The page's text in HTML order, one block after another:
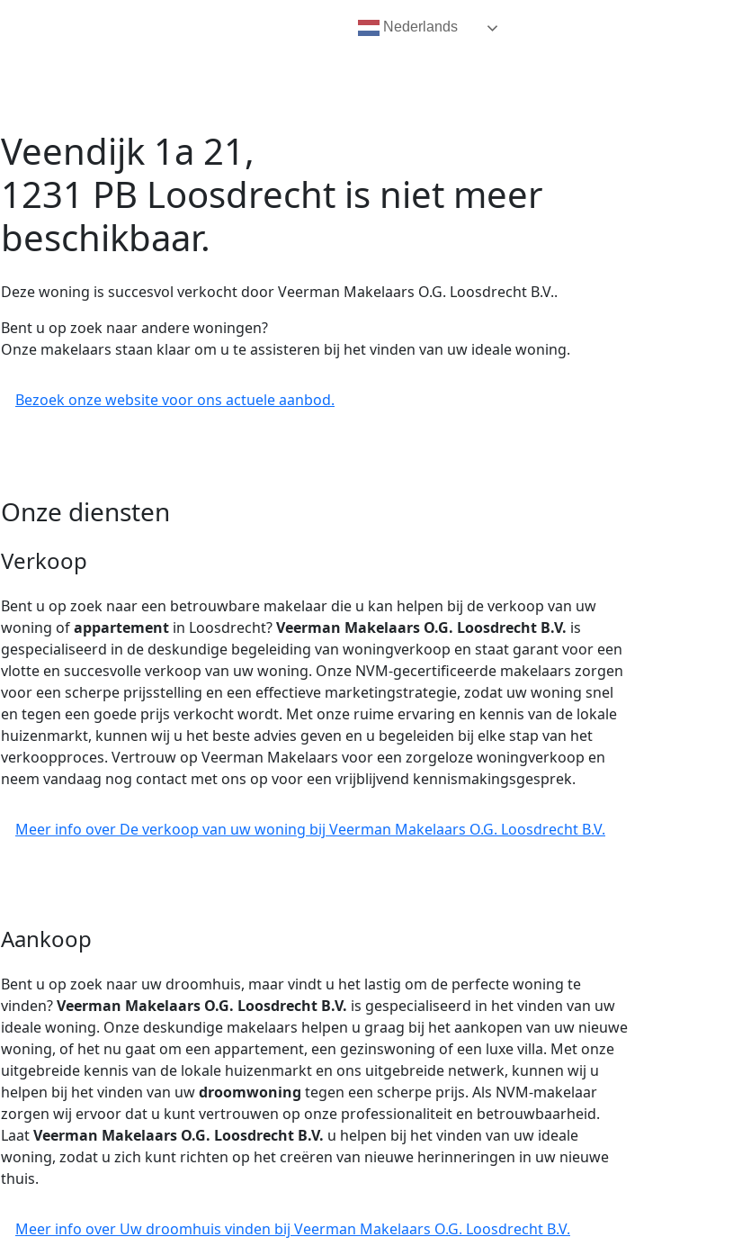
Veendijk 1a 21,
1231 PB Loosdrecht is niet meer
beschikbaar.
Deze woning is succesvol verkocht door Veerman Makelaars O.G. Loosdrecht B.V..
Bent u op zoek naar andere woningen?
Onze makelaars staan klaar om u te assisteren bij het vinden van uw ideale woning.
Bezoek onze website voor ons actuele aanbod.
Onze diensten
Verkoop
Bent u op zoek naar een betrouwbare makelaar die u kan helpen bij de verkoop van uw
woning ofappartement in Loosdrecht?Veerman Makelaars O.G. Loosdrecht B.V. is
gespecialiseerd in de deskundige begeleiding van woningverkoop en staat garant voor een
vlotte en succesvolle verkoop van uw woning. Onze NVM-gecertificeerde makelaars zorgen
voor een scherpe prijsstelling en een effectieve marketingstrategie, zodat uw woning snel
en tegen een goede prijs verkocht wordt. Met onze ruime ervaring en kennis van de lokale
huizenmarkt, kunnen wij u het beste advies geven en u begeleiden bij elke stap van het
verkoopproces. Vertrouw op Veerman Makelaars voor een zorgeloze woningverkoop en
neem vandaag nog contact met ons op voor een vrijblijvend kennismakingsgesprek.
Meer info over De verkoop van uw woning bij Veerman Makelaars O.G. Loosdrecht B.V.
Aankoop
Bent u op zoek naar uw droomhuis, maar vindt u het lastig om de perfecte woning te
vinden?Veerman Makelaars O.G. Loosdrecht B.V. is gespecialiseerd in het vinden van uw
ideale woning. Onze deskundige makelaars helpen u graag bij het aankopen van uw nieuwe
woning, of het nu gaat om een appartement, een gezinswoning of een luxe villa. Met onze
uitgebreide kennis van de lokale huizenmarkt en ons uitgebreide netwerk, kunnen wij u
helpen bij het vinden van uwdroomwoning tegen een scherpe prijs. Als NVM-makelaar
zorgen wij ervoor dat u kunt vertrouwen op onze professionaliteit en betrouwbaarheid.
LaatVeerman Makelaars O.G. Loosdrecht B.V. u helpen bij het vinden van uw ideale
woning, zodat u zich kunt richten op het creëren van nieuwe herinneringen in uw nieuwe
thuis.
Meer info over Uw droomhuis vinden bij Veerman Makelaars O.G. Loosdrecht B.V.
Nederlands